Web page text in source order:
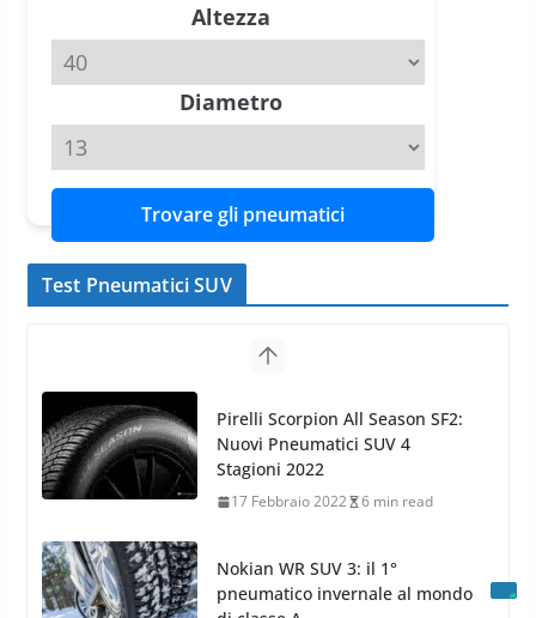
Michelin Pilot Sport 4 S – Test
su Range Rover Sport D350 HST
11 Aprile 2026 15 min read
Altezza
Diametro
Trovare gli pneumatici
Test Pneumatici SUV
Nokian WR SUV 3: il 1°
pneumatico invernale al mondo
di classe A
13 Maggio 2015 2 min read
Nokian WR SUV 3: nuovi
Pneumatici Invernali HP per